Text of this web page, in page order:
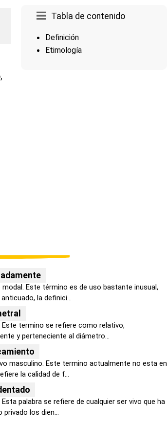
Tabla de contenido
Definición
Etimología
modal. Este término es de uso bastante inusual,
la definici...
Este termino se refiere como relativo,
y perteneciente al diámetro...
masculino. Este termino actualmente no esta en
la calidad de f...
palabra se refiere de cualquier ser vivo que ha
privado los dien...